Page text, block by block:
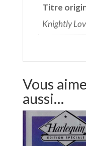
Titre
Knightly
Vous
aussi…